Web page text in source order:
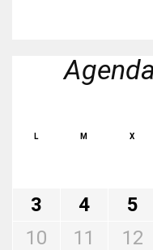
L M X
3
4 5
10
11 12